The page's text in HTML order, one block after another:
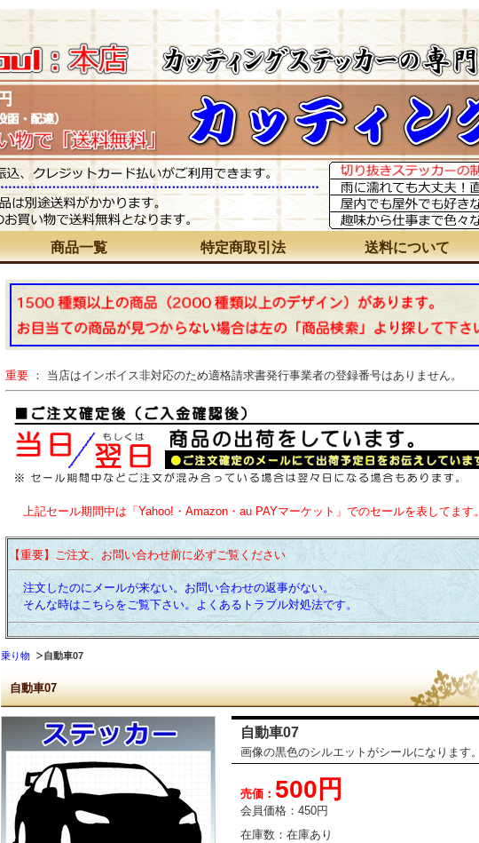
商品一覧 特定商取引法 送料について
重要 ： 当店はインボイス非対応のため適格請求書発行事業者の登録番号はありません。
上記セール期間中は「Yahoo!・Amazon・au PAYマーケット」でのセールを表してます。
【重要】ご注文、お問い合わせ前に必ずご覧ください
注文したのにメールが来ない。お問い合わせの返事がない。
そんな時はこちらをご覧下さい。よくあるトラブル対処法です。
乗り物 自動車07
自動車07
自動車07
画像の黒色のシルエットがシールになります。
売価： 500円
会員価格： 450円
在庫数： 在庫あり